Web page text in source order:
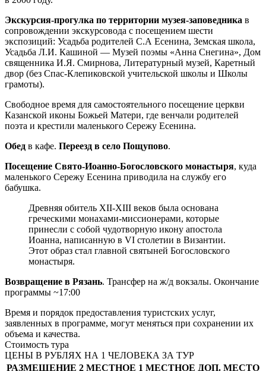
Экскурсия-прогулка по территории музея-заповедника в
сопровождении экскурсовода с посещением шести
экспозиций: Усадьба родителей С.А Есенина, Земская школа,
Усадьба Л.И. Кашиной — Музей поэмы «Анна Снегина», Дом
священника И.Я. Смирнова, Литературный музей, Каретный
двор (без Спас-Клепиковской учительской школы и Школы
грамоты).
Свободное время для самостоятельного посещение церкви
Казанской иконы Божьей Матери, где венчали родителей
поэта и крестили маленького Сережу Есенина.
Обед в кафе. Переезд в село Пощупово.
Посещение Свято-Иоанно-Богословского монастыря, куда
маленького Сережу Есенина приводила на службу его
бабушка.
Древняя обитель XII-XIII веков была основана
греческими монахами-миссионерами, которые
принесли с собой чудотворную икону апостола
Иоанна, написанную в VI столетии в Византии.
Этот образ стал главной святыней Богословского
монастыря.
Возвращение в Рязань. Трансфер на ж/д вокзалы. Окончание
программы ~17:00
Время и порядок предоставления туристских услуг,
заявленных в программе, могут меняться при сохранении их
объема и качества.
Стоимость тура
ЦЕНЫ В РУБЛЯХ НА 1 ЧЕЛОВЕКА ЗА ТУР
РАЗМЕЩЕНИЕ 2 МЕСТНОЕ 1 МЕСТНОЕ ДОП. МЕСТО